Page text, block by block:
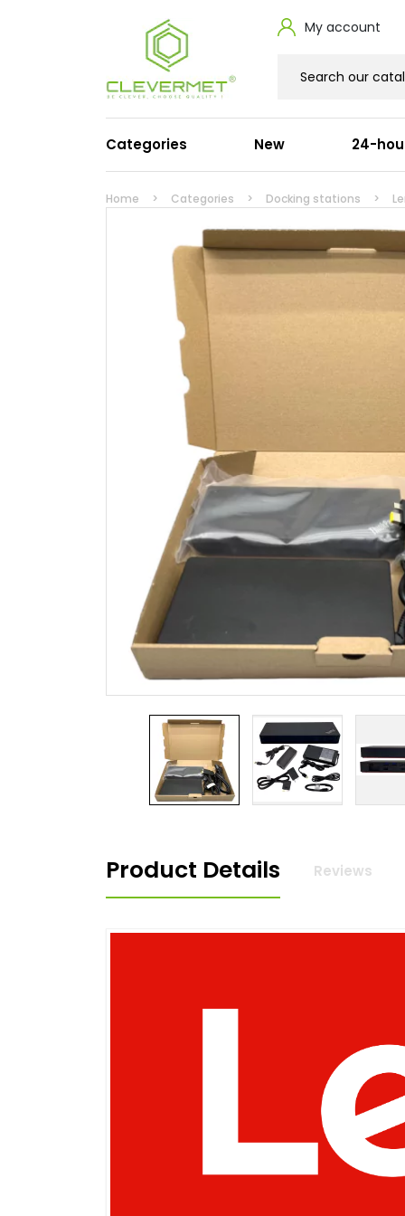
My account
Categories
Laptop power adapters
Microsoft
Zasilacze Samsung
Zasilacze APD
Zasilacze Delta
Zasilacze LiteOn
Zasilacze Alienware
Zasilacze Chicony
Zasilacze LG
Zasilacze Razer
HDMI
Stabilized power supplies
12 V
24 V
HDMI
DVI
VGA
Mini
New 24-
Home Categories Docking stations
Product Details Reviews